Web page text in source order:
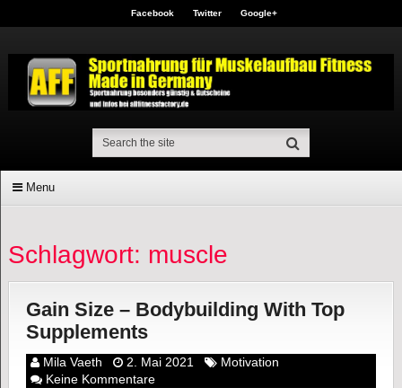
Facebook Twitter Google+
Menu
Schlagwort: muscle
Gain Size – Bodybuilding With Top
Supplements
Mila Vaeth 2. Mai 2021
Motivation
Keine Kommentare